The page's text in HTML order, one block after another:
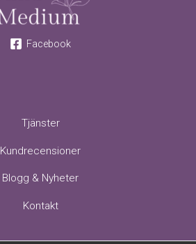
Facebook
Tjänster
Kundrecensioner
Blogg & Nyheter
Kontakt